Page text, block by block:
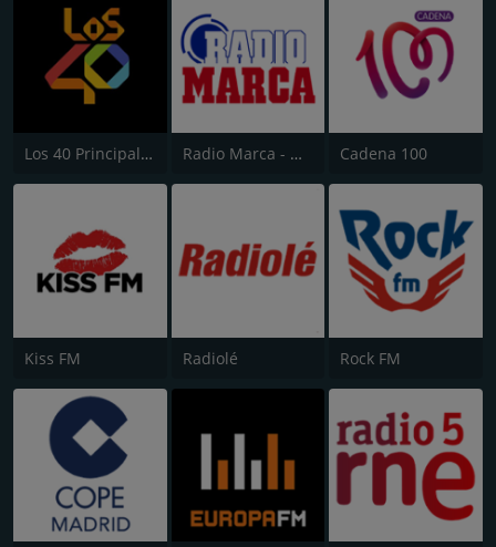
Los 40 Principales Radio Marca - Nacional Cadena 100
Kiss FM Radiolé Rock FM